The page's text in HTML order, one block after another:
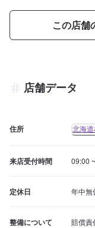
この店舗
店舗データ
住所 北海
来店受付時間 09:00
定休日 年中無
整備について 賠償責